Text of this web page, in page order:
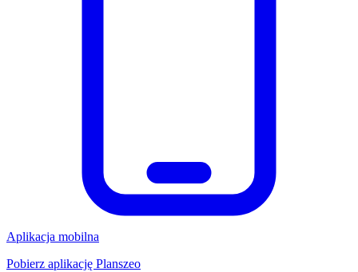
Aplikacja mobilna
Pobierz aplikację Planszeo